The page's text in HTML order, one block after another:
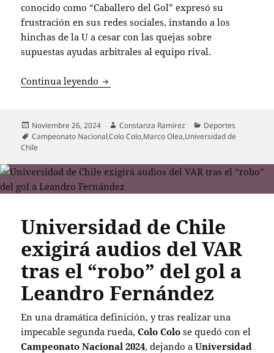
conocido como “Caballero del Gol” expresó su
frustración en sus redes sociales, instando a los
hinchas de la U a cesar con las quejas sobre
supuestas ayudas arbitrales al equipo rival.
Continua leyendo Marco Olea genera controversia con
Publicado
el
Noviembre 26, 2024 Autor
Constanza Ramírez Categorías
Deportes
Etiquetas
Campeonato Nacional,Colo Colo,Marco Olea,Universidad de
Chile
Universidad de Chile
exigirá audios del VAR
tras el “robo” del gol a
Leandro Fernández
En una dramática definición, y tras realizar una
impecable segunda rueda,Colo Colo se quedó con el
Campeonato Nacional 2024, dejando aUniversidad